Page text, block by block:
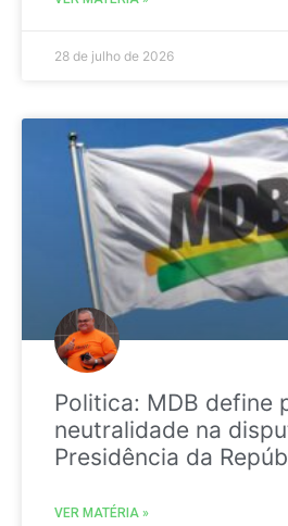
28 de julho de 2026
Politica: MDB define
neutralidade na
Presidência da
VER MATÉRIA »